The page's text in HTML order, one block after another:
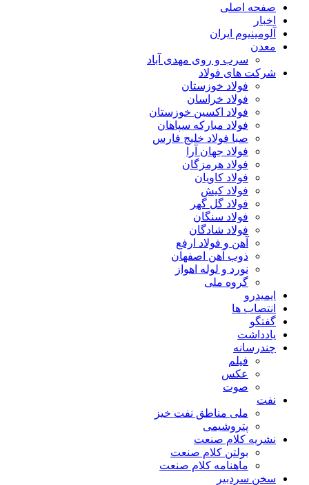
صفحه اصلی
اخبار
آلومینیوم ایران
معدن
سرب و روی مهدی آباد
شرکت های فولاد
فولاد خوزستان
فولاد خراسان
فولاد اکسین خوزستان
فولاد مبارکه سپاهان
صبا فولاد خلیج فارس
فولاد جهان آرا
فولاد هرمزگان
فولاد کاویان
فولاد کیش
فولاد گل گهر
فولاد سنگان
فولاد شادگان
آهن و فولاد ارفع
ذوب آهن اصفهان
نورد و لوله اهواز
گروه ملی
ایمیدرو
انتصاب ها
گفتگو
یادداشت
چندرسانه
فیلم
عکس
صوت
نفت
ملی مناطق نفت خیز
پتروشیمی
نشریه کلام صنعت
بولتن کلام صنعت
ماهنامه کلام صنعت
سخن سردبیر